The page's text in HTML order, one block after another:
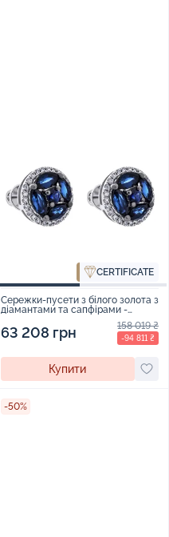
CERTIFICATE
Сережки-пусети з білого золота з
діамантами та сапфірами -
63 208 грн 158 019 ₴
-94 811 ₴
Купити
-50%